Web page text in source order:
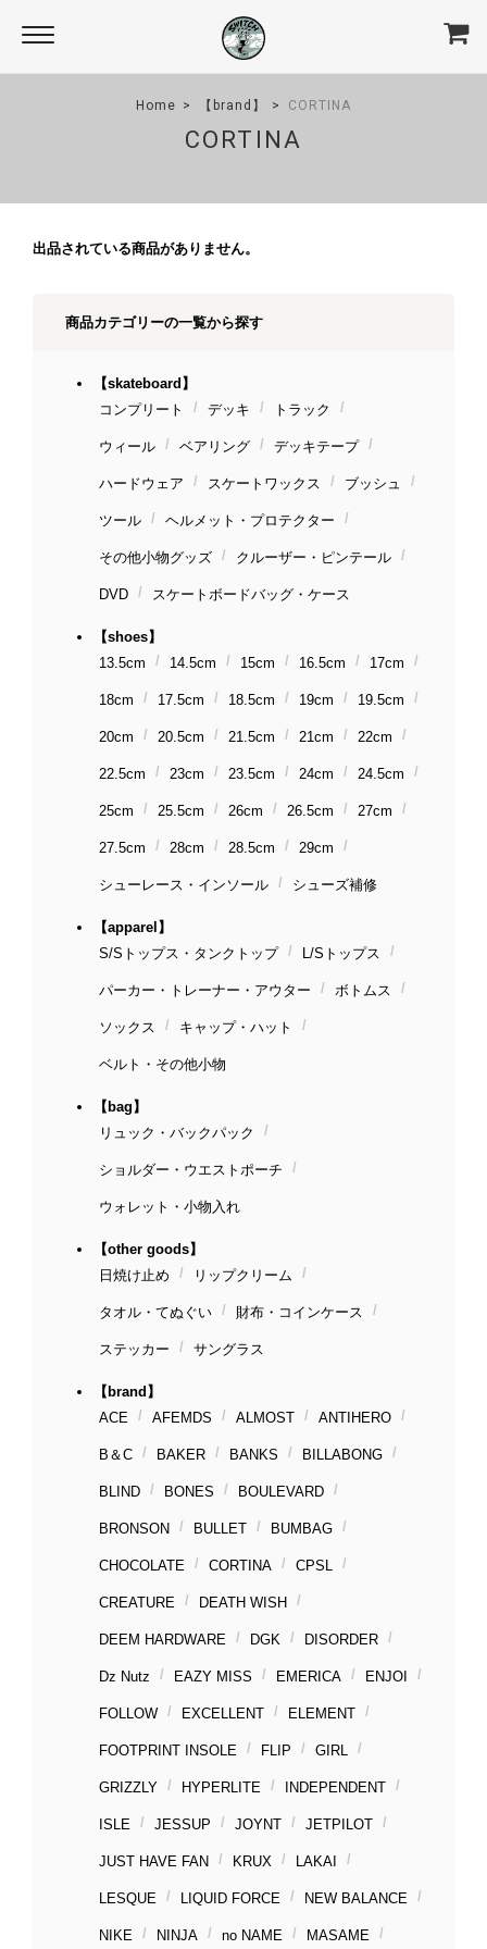
Home 【brand】 CORTINA
CORTINA
出品されている商品がありません。
商品カテゴリーの一覧から探す
【skateboard】
コンプリート
デッキ トラック
ウィール ベアリング デッキテープ
ハードウェア スケートワックス ブッシュ
ツール ヘルメット・プロテクター
その他小物グッズ クルーザー・ピンテール
DVD スケートボードバッグ・ケース
【shoes】
13.5cm
14.5cm 15cm 16.5cm 17cm
18cm 17.5cm 18.5cm 19cm 19.5cm
20cm 20.5cm 21.5cm 21cm 22cm
22.5cm 23cm 23.5cm 24cm 24.5cm
25cm 25.5cm 26cm 26.5cm 27cm
27.5cm 28cm 28.5cm 29cm
シューレース・インソール シューズ補修
【apparel】
S/Sトップス・タンクトップ
L/Sトップス
パーカー・トレーナー・アウター ボトムス
ソックス キャップ・ハット
ベルト・その他小物
【bag】
リュック・バックパック
ショルダー・ウエストポーチ
ウォレット・小物入れ
【other goods】
日焼け止め
リップクリーム
タオル・てぬぐい 財布・コインケース
ステッカー サングラス
【brand】
ACE
AFEMDS ALMOST ANTIHERO
B＆C BAKER BANKS BILLABONG
BLIND BONES BOULEVARD
BRONSON BULLET BUMBAG
CHOCOLATE CORTINA CPSL
CREATURE DEATH WISH
DEEM HARDWARE DGK DISORDER
Dz Nutz EAZY MISS EMERICA ENJOI
FOLLOW EXCELLENT ELEMENT
FOOTPRINT INSOLE FLIP GIRL
GRIZZLY HYPERLITE INDEPENDENT
ISLE JESSUP JOYNT JETPILOT
JUST HAVE FAN KRUX LAKAI
LESQUE LIQUID FORCE NEW BALANCE
NIKE NINJA no NAME MASAME